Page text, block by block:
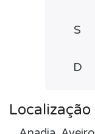
S
D
Localização